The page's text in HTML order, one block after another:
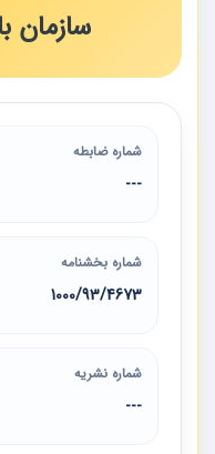
سازمان
شماره ضابطه
---
شماره بخشنامه
1000/93/4673
شماره نشریه
---